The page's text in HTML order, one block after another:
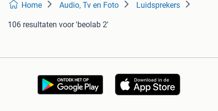
Home Audio, Tv en Foto Luidsprekers
106 resultaten voor 'beolab 2'